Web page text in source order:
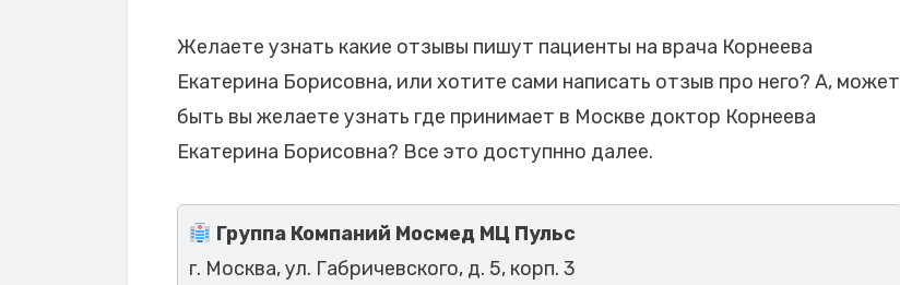
Желаете узнать какие отзывы пишут пациенты на врача Корнеева
Екатерина Борисовна, или хотите сами написать отзыв про него? А, может
быть вы желаете узнать где принимает в Москве доктор Корнеева
Екатерина Борисовна? Все это доступнно далее.
Группа Компаний Мосмед МЦ Пульс
г. Москва, ул. Габричевского, д. 5, корп. 3